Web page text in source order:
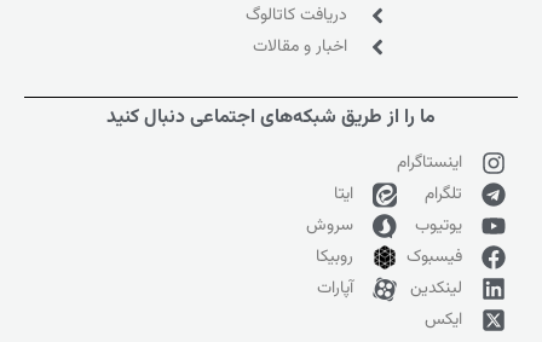
دریافت کاتالوگ
اخبار و مقالات
ما را از طریق شبکه‌های اجتماعی دنبال کنید
اینستاگرام
تلگرام
یوتیوب
فیسبوک
لینکدین
ایکس
ایتا
سروش
روبیکا
آپارات